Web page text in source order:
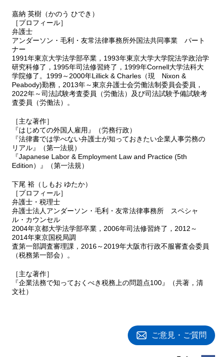
嘉納 英樹（かのう ひでき）
［プロフィール］
弁護士
アンダーソン・毛利・友常法律事務所外国法共同事業 パート
ナー
1991年東京大学法学部卒業，1993年東京大学大学院法学政治学
研究科修了，1995年司法修習終了，1999年Cornell大学法科大
学院修了。1999～2000年Lillick & Charles（現 Nixon &
Peabody)勤務，2013年～東京弁護士会労働法制委員会委員，
2022年～司法試験考査委員（労働法）及び司法試験予備試験考
査委員（労働法）。
［主な著作］
『はじめての外国人雇用』（労務行政）
『法律書では学べない弁護士が知っておきたい企業人事労務の
リアル』（第一法規）
『Japanese Labor & Employment Law and Practice (5th
Edition）』（第一法規）
下尾 裕（しもお ゆたか）
［プロフィール］
弁護士・税理士
弁護士法人アンダーソン・毛利・友常法律事務所 スペシャ
ル・カウンセル
2004年京都大学法学部卒業，2006年司法修習終了，2012～
2014年東京国税局調
査第一部調査審理課，2016～2019年大阪市行政不服審査会委員
（税務第一部会）。
［主な著作］
『企業法務で知っておくべき税務上の問題点100』（共著，清
文社）
ご意見・ご質問